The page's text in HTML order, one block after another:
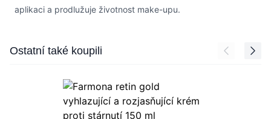
aplikaci a prodlužuje životnost make-upu.
Press to skip carousel
Ostatní také koupili